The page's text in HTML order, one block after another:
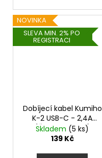
NOVINKA
SLEVA MIN. 2% PO
REGISTRACI
Dobíjecí kabel Kumiho
K-2 USB-C - 2,4A
(Černo-modrý)
Skladem (5 ks)
139 Kč